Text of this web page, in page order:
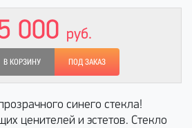
000 руб.
В КОРЗИНУ ПОД ЗАКАЗ
синего стекла!
ценителей и эстетов. Стекло